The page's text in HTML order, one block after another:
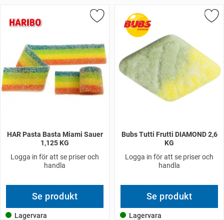
HAR Pasta Basta Miami Sauer
1,125 KG
Logga in för att se priser och
handla
Se produkt
Lagervara
Bubs Tutti Frutti DIAMOND 2,6
KG
Logga in för att se priser och
handla
Se produkt
Lagervara